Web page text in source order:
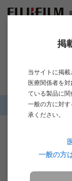
ニュース
> ニュース
「第65回 日
ンセミナー」
掲
当サイトに掲載
医療関係者を
ている製品に関
一般の方に対
承ください。
一般の方